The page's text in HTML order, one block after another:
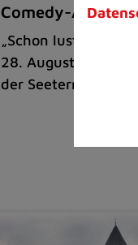
Comedy-Abend
„Schon lustig,
28. August auf der
der Seeterrasse